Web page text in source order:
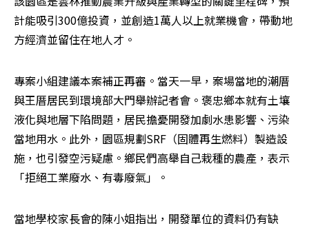
計能吸引300億投資，並創造1萬人以上就業機會，帶動地
方經濟並留住在地人才。
專案小組建議本案補正再審。當天一早，案場當地的潮厝
與王厝居民到環境部大門舉辦記者會。褒忠鄉本就有土壤
液化與地層下陷問題，居民擔憂開發加劇水患影響、污染
當地用水。此外，園區規劃SRF（固體再生燃料）製造設
施，也引發空污疑慮。鄉民們高舉自己栽種的農產，表示
「拒絕工業廢水、有毒廢氣」。
當地學校家長會的陳小姐指出，開發單位的資料仍有缺